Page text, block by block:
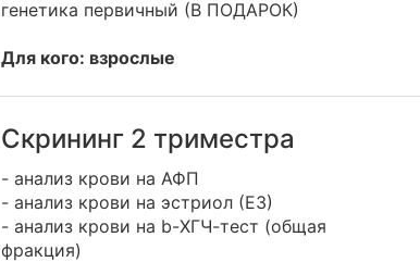
генетика первичный (В ПОДАРОК)
Для кого: взрослые
Скрининг 2 триместра
- анализ крови на АФП
- анализ крови на эстриол (Е3)
- анализ крови на b-ХГЧ-тест (общая
фракция)